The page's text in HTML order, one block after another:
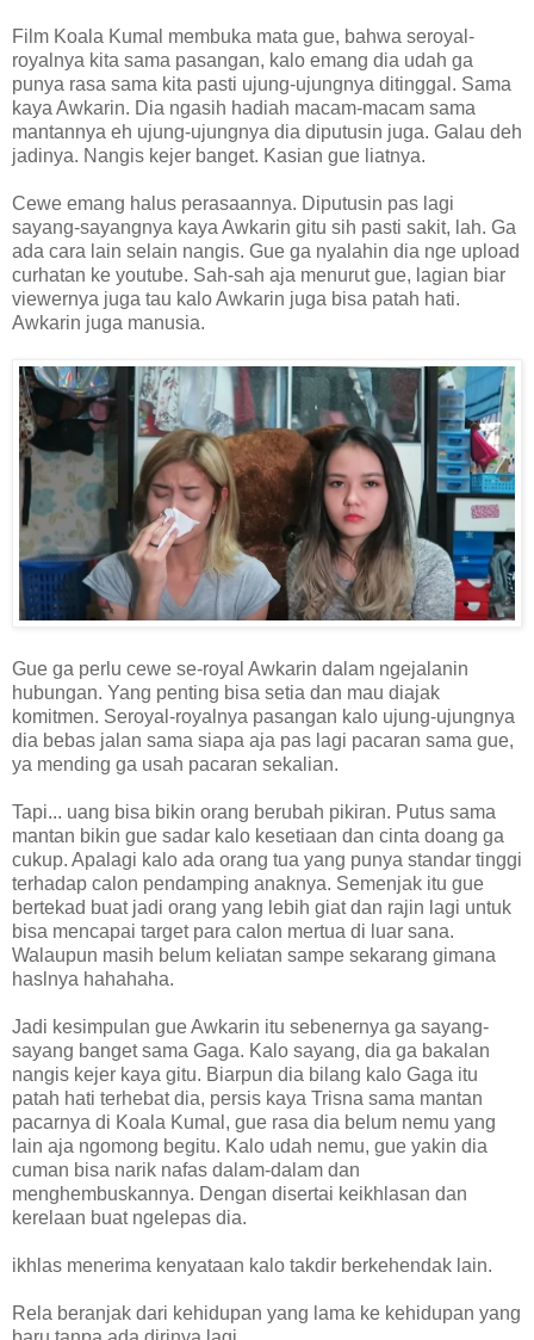
Film Koala Kumal membuka mata gue, bahwa seroyal-
royalnya kita sama pasangan, kalo emang dia udah ga
punya rasa sama kita pasti ujung-ujungnya ditinggal. Sama
kaya Awkarin. Dia ngasih hadiah macam-macam sama
mantannya eh ujung-ujungnya dia diputusin juga. Galau deh
jadinya. Nangis kejer banget. Kasian gue liatnya.
Cewe emang halus perasaannya. Diputusin pas lagi
sayang-sayangnya kaya Awkarin gitu sih pasti sakit, lah. Ga
ada cara lain selain nangis. Gue ga nyalahin dia nge upload
curhatan ke youtube. Sah-sah aja menurut gue, lagian biar
viewernya juga tau kalo Awkarin juga bisa patah hati.
Awkarin juga manusia.
Gue ga perlu cewe se-royal Awkarin dalam ngejalanin
hubungan. Yang penting bisa setia dan mau diajak
komitmen. Seroyal-royalnya pasangan kalo ujung-ujungnya
dia bebas jalan sama siapa aja pas lagi pacaran sama gue,
ya mending ga usah pacaran sekalian.
Tapi... uang bisa bikin orang berubah pikiran. Putus sama
mantan bikin gue sadar kalo kesetiaan dan cinta doang ga
cukup. Apalagi kalo ada orang tua yang punya standar tinggi
terhadap calon pendamping anaknya. Semenjak itu gue
bertekad buat jadi orang yang lebih giat dan rajin lagi untuk
bisa mencapai target para calon mertua di luar sana.
Walaupun masih belum keliatan sampe sekarang gimana
haslnya hahahaha.
Jadi kesimpulan gue Awkarin itu sebenernya ga sayang-
sayang banget sama Gaga. Kalo sayang, dia ga bakalan
nangis kejer kaya gitu. Biarpun dia bilang kalo Gaga itu
patah hati terhebat dia, persis kaya Trisna sama mantan
pacarnya di Koala Kumal, gue rasa dia belum nemu yang
lain aja ngomong begitu. Kalo udah nemu, gue yakin dia
cuman bisa narik nafas dalam-dalam dan
menghembuskannya. Dengan disertai keikhlasan dan
kerelaan buat ngelepas dia.
ikhlas menerima kenyataan kalo takdir berkehendak lain.
Rela beranjak dari kehidupan yang lama ke kehidupan yang